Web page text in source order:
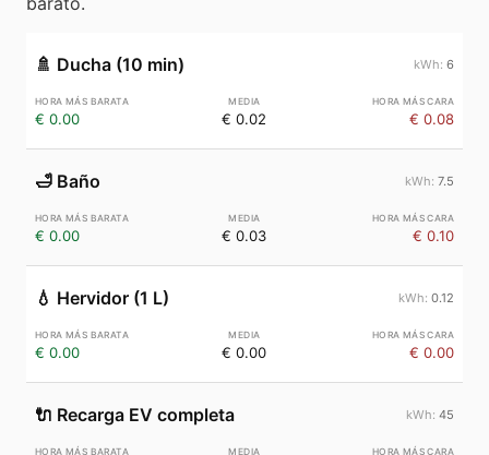
🚿 Ducha (10 min) 6
€ 0.00 € 0.02 € 0.08
🛁 Baño 7.5
€ 0.00 € 0.03 € 0.10
💧 Hervidor (1 L) 0.12
€ 0.00 € 0.00 € 0.00
🔌 Recarga EV completa 45